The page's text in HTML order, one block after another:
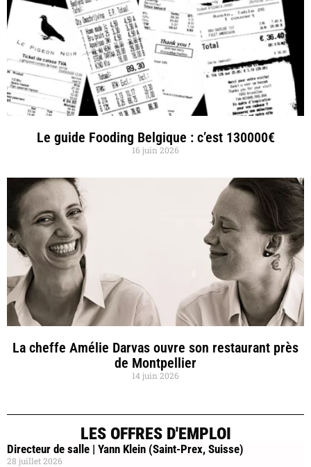
Le guide Fooding Belgique : c’est 130000€
16 juin 2026
La cheffe Amélie Darvas ouvre son restaurant près
de Montpellier
14 juin 2026
LES OFFRES D'EMPLOI
Directeur de salle | Yann Klein (Saint-Prex, Suisse)
28 juillet 2026